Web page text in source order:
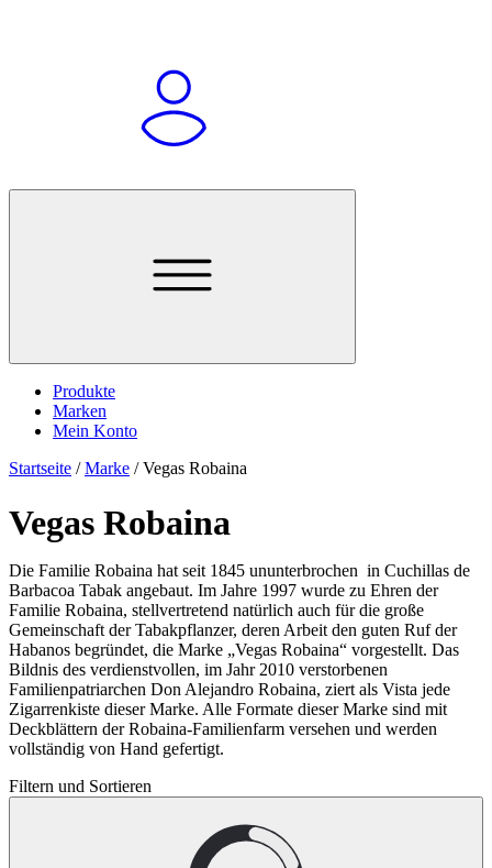
Produkte
Marken
Mein Konto
Startseite /Marke /Vegas Robaina
Vegas Robaina
Die Familie Robaina hat seit 1845 ununterbrochen in Cuchillas de
Barbacoa Tabak angebaut. Im Jahre 1997 wurde zu Ehren der
Familie Robaina, stellvertretend natürlich auch für die große
Gemeinschaft der Tabakpflanzer, deren Arbeit den guten Ruf der
Habanos begründet, die Marke „Vegas Robaina“ vorgestellt. Das
Bildnis des verdienstvollen, im Jahr 2010 verstorbenen
Familienpatriarchen Don Alejandro Robaina, ziert als Vista jede
Zigarrenkiste dieser Marke. Alle Formate dieser Marke sind mit
Deckblättern der Robaina-Familienfarm versehen und werden
vollständig von Hand gefertigt.
Filtern und Sortieren